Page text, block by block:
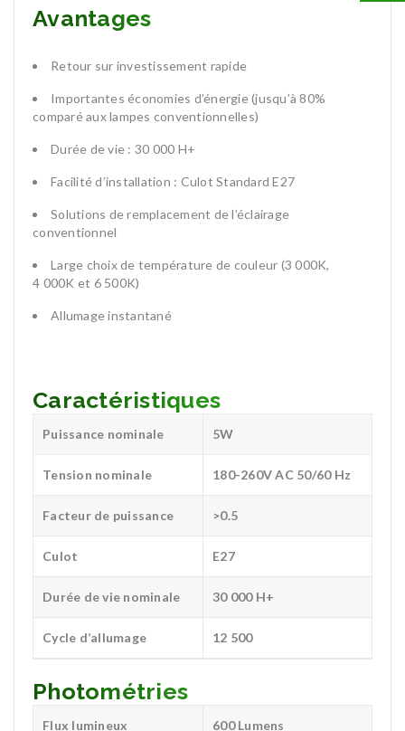
Avantages
Retour sur investissement rapide
Importantes économies d’énergie (jusqu’à 80%
comparé aux lampes conventionnelles)
Durée de vie : 30 000 H+
Facilité d’installation : Culot Standard E27
Solutions de remplacement de l’éclairage
conventionnel
Large choix de température de couleur (3 000K,
4 000K et 6 500K)
Allumage instantané
Caractéristiques
Puissance nominale 5W
Tension nominale 180-260V AC 50/60 Hz
Facteur de puissance >0.5
Culot E27
Durée de vie nominale 30 000 H+
Cycle d’allumage 12 500
Photométries
Flux lumineux 600 Lumens